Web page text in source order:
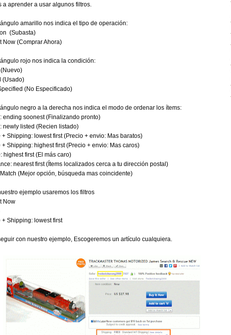
a aprender a usar algunos filtros.
amarillo nos indica el tipo de operación:
(Subasta)
Now (Comprar Ahora)
rojo nos indica la condición:
(Usado)
(No Especificado)
negro a la derecha nos indica el modo de ordenar los ítems:
ending soonest (Finalizando pronto)
newly listed (Recien listado)
+ Shipping: lowest first (Precio + envio: Mas baratos)
+ Shipping: highest first (Precio + envio: Mas caros)
highest first (El más caro)
nearest first (Ítems localizados cerca a tu dirección postal)
(Mejor opción, búsqueda mas coincidente)
ejemplo usaremos los filtros
Now
+ Shipping: lowest first
con nuestro ejemplo, Escogeremos un artículo cualquiera.